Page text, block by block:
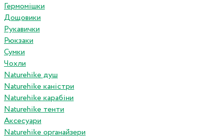
Гермомішки
Дощовики
Рукавички
Рюкзаки
Сумки
Чохли
Naturehike душ
Naturehike каністри
Naturehike карабіни
Naturehike тенти
Аксесуари
Naturehike органайзери